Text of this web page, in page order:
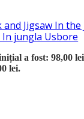
Jigsaw In the
In jungla Usbore
a fost: 98,00
lei.